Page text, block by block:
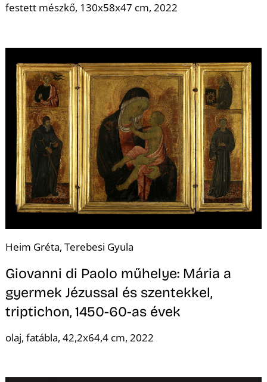
festett mészkő, 130x58x47 cm, 2022
Heim Gréta, Terebesi Gyula
Giovanni di Paolo műhelye: Mária a
gyermek Jézussal és szentekkel,
triptichon, 1450-60-as évek
olaj, fatábla, 42,2x64,4 cm, 2022